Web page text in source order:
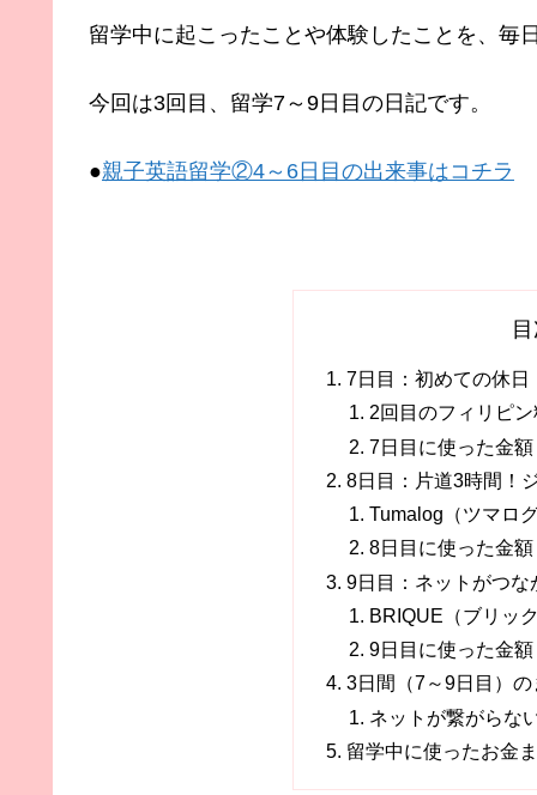
留学中に起こったことや体験したことを、毎
今回は3回目、留学7～9日目の日記です。
●親子英語留学②4～6日目の出来事はコチラ
7日目：初めての休日
2回目のフィリピ
7日目に使った金
8日目：片道3時間！
Tumalog（ツマロ
8日目に使った金
9日目：ネットがつ
BRIQUE（ブリッ
9日目に使った金
3日間（7～9日目）の
ネットが繋がらな
留学中に使ったお金